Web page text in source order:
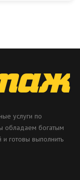
услуги по
обладаем богатым
готовы выполнить